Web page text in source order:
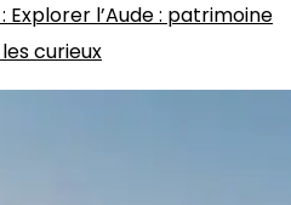
: Explorer l’Aude : patrimoine
curieux